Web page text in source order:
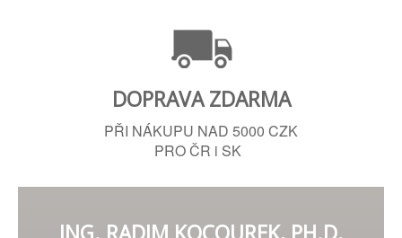
DOPRAVA ZDARMA
PŘI NÁKUPU NAD 5000 CZK
PRO ČR i SK